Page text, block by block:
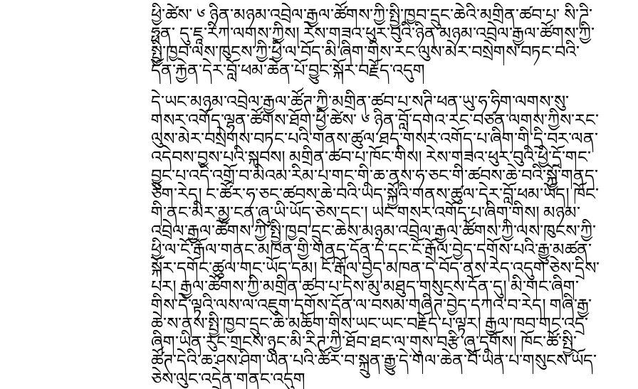
ཕྱི་ཚེས་ ༦ ཉིན་མཉམ་འབྲེལ་རྒྱལ་ཚོགས་ཀྱི་སྤྱི་ཁྱབ་དྲུང་ཆེའི་མགྲིན་ཚབ་པ་ སི་ཌི་
ཧྥན་ དུ་ཇཱ་རིཀ་ལགས་ཀྱིས། རེས་གཟའ་ཕུར་བུའི་ཉིན་མཉམ་འབྲེལ་རྒྱལ་ཚོགས་ཀྱི་
སྤྱི་ཁྱབ་ལས་ཁུངས་ཀྱི་ཕྱི་ལ་བོད་མི་ཞིག་གིས་རང་ལུས་མེར་བསྲེགས་བཏང་བའི་
དོན་རྐྱེན་དེར་བློ་ཕམ་ཆེན་པོ་བྱུང་སྐོར་བརྗོད་འདུག
དེ་ཡང་མཉམ་འབྲེལ་རྒྱལ་ཚོཊ་ཀྱི་མགྲིན་ཚབ་པ་སཊི་ཕན་ཡུ་ཧ་ཧིག་ལགས་སུ་
གསར་འགོད་ལྷན་ཚོགས་ཐོག་ཕྱི་ཚེས་ ༦ ཉིན་བློ་དགའ་རང་བཙན་ལགས་ཀྱིས་རང་
ལུས་མེར་བསྲེགས་བཏང་པའི་གནས་ཚུལ་ཐད་གསར་འགོད་པ་ཞིག་གི་དྲི་བར་ལན་
འདེབས་བྱས་པའི་སྐབས། མགྲིན་ཚབ་པ་ཁོང་གིས། རེས་གཟའ་ཕུར་བུའི་ཕྱི་དྲོ་གང་
བྱུང་པ་འདི་འགྲོ་བ་མིའམ་རིམ་པ་གང་གི་ཆ་ནས་ཧ་ཅང་གི་ཚབས་ཆེ་བའི་སྐྱོ་གནད་
ཅིག་རེད། ང་ཚོར་ཧ་ཅང་ཚབས་ཆེ་བའི་ཡིད་སྐྱོའི་གནས་ཚུལ་དེར་བློ་ཕམ་ཡོད། ཁོང་
གི་ནང་མིར་མྱ་ངན་ཞུ་ཡི་ཡོད་ཅེས་དང་། ཡང་གསར་འགོད་པ་ཞིག་གིས། མཉམ་
འབྲེལ་རྒྱལ་ཚོགས་ཀྱི་སྤྱི་ཁྱབ་དྲུང་ཆེས་མཉམ་འབྲེལ་རྒྱལ་ཚོགས་ཀྱི་ལས་ཁུངས་ཀྱི་
ཕྱི་ལ་ངོ་རྒོལ་གནང་མཁན་གྱི་གནད་དོན་དེ་དང་ངོ་རྒོལ་བྱེད་དགོས་པའི་རྒྱུ་མཚན་
སྐོར་དགོང་ཚུལ་གང་ཡོད་དམ། ངོ་རྒོལ་བྱེད་མཁན་དེ་བོད་ནས་རེད་འདུག་ཅེས་དྲིས་
པར། རྒྱལ་ཚོགས་ཀྱི་མགྲིན་ཚབ་པ་དེས་མུ་མཐུད་གསུངས་དོན་དུ། མི་གང་ཞིག་
གིས་དེ་ལྟའི་ལས་ལ་འཇུག་དགོས་དོན་ལ་བསམ་གཞིཊ་བྱེད་དཀའ་བ་རེད། གཞི་རྒྱ་
ཆེ་ས་ནས་སྤྱི་ཁྱབ་དྲུང་ཆེ་མཆོག་གིས་ཡང་ཡང་བརྗོད་པ་ལྟར། རྒྱལ་ཁབ་གང་འདྲ་
ཞིག་ཡིན་རུང་གྲངས་ཉུང་མི་རིཊ་ཀྱི་ཐོབ་ཐང་ལ་གུས་བརྩི་ཞུ་དགོས། ཁོང་ཚོ་སྤྱི་
ཚོཊ་དེའི་ཆ་ཤས་ཤིག་ཡིན་པའི་ཚོར་བ་སྐྲུན་རྒྱུ་དེ་གལ་ཆེན་པོ་ཡིན་པ་གསུངས་ཡོད་
ཅེས་ལུང་འདྲེན་གནང་འདུག